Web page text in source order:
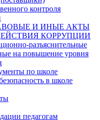
контроля
И ИНЫЕ АКТЫ
КОРРУПЦИИ
разъяснительные
на повышение уровня
по школе
в школе
педагогам